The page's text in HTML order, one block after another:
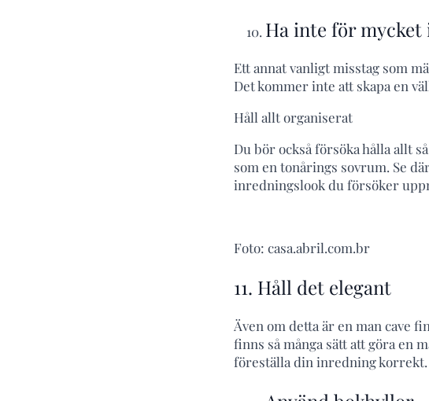
Ha inte för
Ett annat vanligt misstag som
Det kommer inte att skapa en
Håll allt organiserat
Du bör också försöka hålla allt
som en tonårings sovrum. Se
inredningslook du försöker
Foto: casa.abril.com.br
11. Håll det elegant
Även om detta är en man cave
finns så många sätt att göra en
föreställa din inredning korrekt.